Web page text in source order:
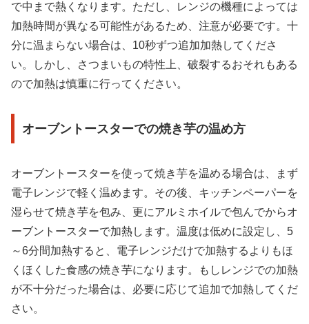
で中まで熱くなります。ただし、レンジの機種によっては
加熱時間が異なる可能性があるため、注意が必要です。十
分に温まらない場合は、10秒ずつ追加加熱してくださ
い。しかし、さつまいもの特性上、破裂するおそれもある
ので加熱は慎重に行ってください。
オーブントースターでの焼き芋の温め方
オーブントースターを使って焼き芋を温める場合は、まず
電子レンジで軽く温めます。その後、キッチンペーパーを
湿らせて焼き芋を包み、更にアルミホイルで包んでからオ
ーブントースターで加熱します。温度は低めに設定し、5
～6分間加熱すると、電子レンジだけで加熱するよりもほ
くほくした食感の焼き芋になります。もしレンジでの加熱
が不十分だった場合は、必要に応じて追加で加熱してくだ
さい。